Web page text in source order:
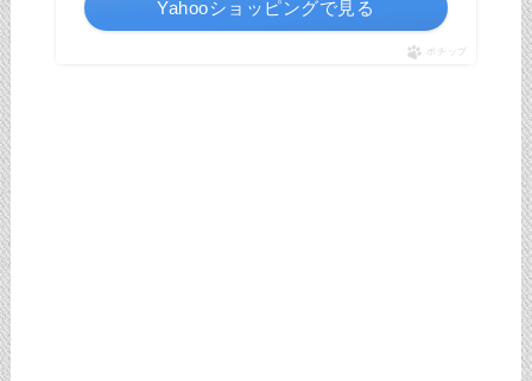
Yahooショッピングで見る
ポチップ